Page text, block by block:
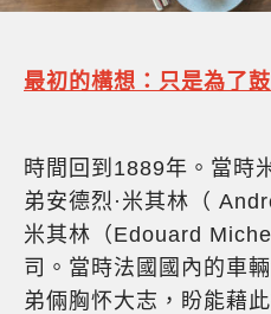
最初的構想：只是為了
時間回到1889年。當時
弟安德烈·米其林（
米其林（Edouard
司。當時法國國內的車
弟倆胸怀大志，盼能藉